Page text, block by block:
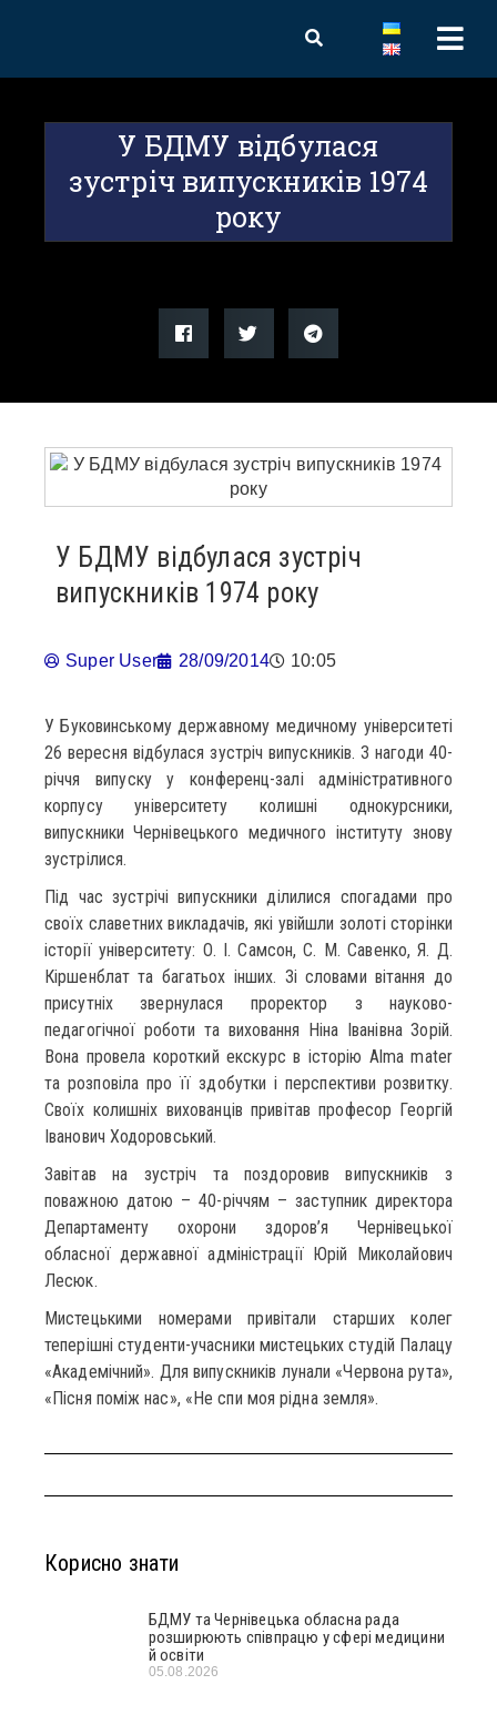
У БДМУ відбулася
зустріч випускників 1974
року
У БДМУ відбулася зустріч
випускників 1974 року
Super User 28/09/2014 10:05
У Буковинському державному медичному університеті
26 вересня відбулася зустріч випускників. З нагоди 40-
річчя випуску у конференц-залі адміністративного
корпусу університету колишні однокурсники,
випускники Чернівецького медичного інституту знову
зустрілися.
Під час зустрічі випускники ділилися спогадами про
своїх славетних викладачів, які увійшли золоті сторінки
історії університету: О. І. Самсон, С. М. Савенко, Я. Д.
Кіршенблат та багатьох інших. Зі словами вітання до
присутніх звернулася проректор з науково-
педагогічної роботи та виховання Ніна Іванівна Зорій.
Вона провела короткий екскурс в історію Alma mater
та розповіла про її здобутки і перспективи розвитку.
Своїх колишніх вихованців привітав професор Георгій
Іванович Ходоровський.
Завітав на зустріч та поздоровив випускників з
поважною датою – 40-річчям – заступник директора
Департаменту охорони здоров’я Чернівецької
обласної державної адміністрації Юрій Миколайович
Лесюк.
Мистецькими номерами привітали старших колег
теперішні студенти-учасники мистецьких студій Палацу
«Академічний». Для випускників лунали «Червона рута»,
«Пісня поміж нас», «Не спи моя рідна земля».
Корисно знати
БДМУ та Чернівецька обласна рада
розширюють співпрацю у сфері медицини
й освіти
05.08.2026